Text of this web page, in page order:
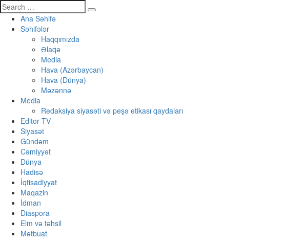
Ana Səhifə
Səhifələr
Haqqımızda
Əlaqə
Media
Hava (Azərbaycan)
Hava (Dünya)
Məzənnə
Media
Redaksiya siyasəti və peşə etikası qaydaları
Editor TV
Siyasət
Gündəm
Cəmiyyət
Dünya
Hadisə
İqtisadiyyat
Maqazin
İdman
Diaspora
Elm və təhsil
Mətbuat